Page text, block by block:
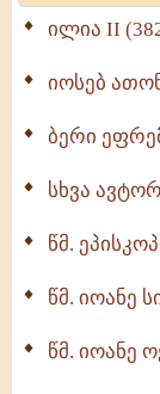
Wisdomge
სულიერი
ნაწილი II
ილია II
იოსებ
ბერი
სხვა
წმ.
წმ. იოანე
წმ. იოანე